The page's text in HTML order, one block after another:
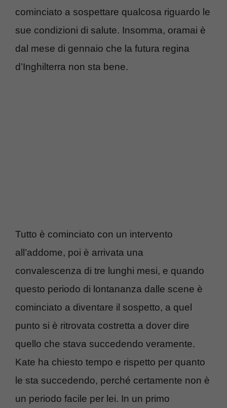
cominciato a sospettare qualcosa riguardo le
sue condizioni di salute. Insomma, oramai è
dal mese di gennaio che la futura regina
d’Inghilterra non sta bene.
Tutto è cominciato con un intervento
all’addome, poi è arrivata una
convalescenza di tre lunghi mesi, e quando
questo periodo di lontananza dalle scene è
cominciato a diventare il sospetto, a quel
punto si è ritrovata costretta a dover dire
quello che stava succedendo veramente.
Kate ha chiesto tempo e rispetto per quanto
le sta succedendo, perché certamente non è
un periodo facile per lei. In un primo